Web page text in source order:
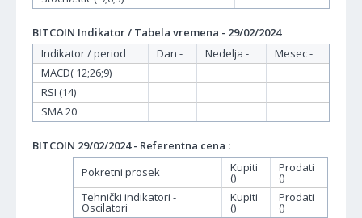
BITCOIN Indikator / Tabela vremena - 29/02/2024
Indikator / period
Dan - Nedelja -
Mesec -
MACD( 12;26;9)
RSI (14)
SMA 20
BITCOIN 29/02/2024 - Referentna cena :
Pokretni prosek
Kupiti
()
Prodati
()
Tehnički indikatori -
Oscilatori
Kupiti
()
Prodati
()